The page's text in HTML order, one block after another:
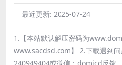
最近更新: 2025-07-24
1.【本站默认解压密码为
www.sacdsd.com】 2.下载遇到问
240949404或微信：domicd反馈